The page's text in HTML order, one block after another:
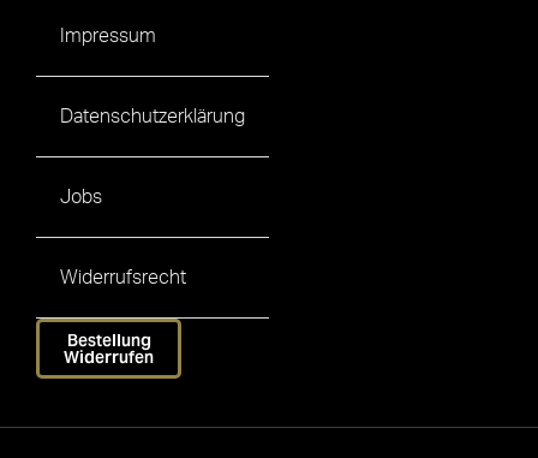
Impressum
Datenschutzerklärung
Jobs
Widerrufsrecht
Bestellung
Widerrufen